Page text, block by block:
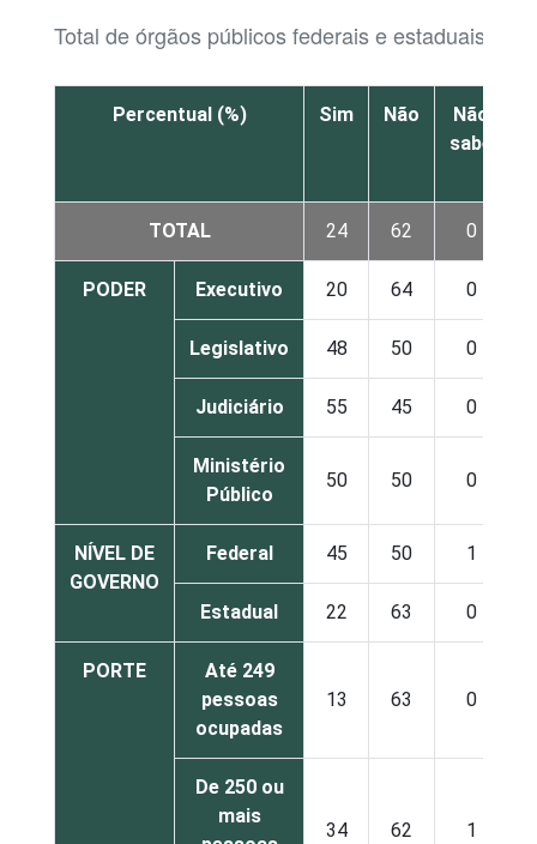
Total de órgãos públicos federais e estaduais
Percentual (%) Sim Não
Não
sabe
TOTAL 24 62 0
PODER Executivo 20 64 0
Legislativo 48 50 0
Judiciário 55 45 0
Ministério
Público
50 50 0
NÍVEL DE
GOVERNO
Federal 45 50 1
Estadual 22 63 0
PORTE
Até 249
pessoas
ocupadas
13 63 0
De 250 ou
mais
34 62 1